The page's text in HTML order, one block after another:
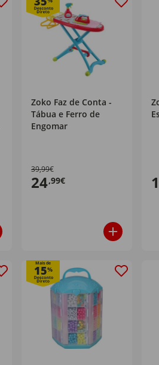
Zoko Faz de Conta -
Tábua e Ferro de
Engomar
39,99€
24,99€
Mais de
15%